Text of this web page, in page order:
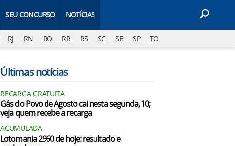
SEU CONCURSO NOTÍCIAS
RJ RN RO RR RS SC SE SP TO
Últimas notícias
RECARGA GRATUITA
Gás do Povo de Agosto cai nesta segunda, 10;
veja quem recebe a recarga
ACUMULADA
Lotomania 2960 de hoje: resultado e